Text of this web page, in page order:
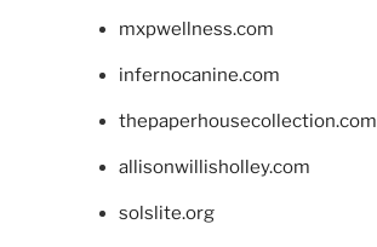
mxpwellness.com
infernocanine.com
thepaperhousecollection.com
allisonwillisholley.com
solslite.org